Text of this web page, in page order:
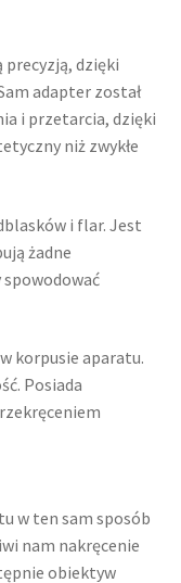
precyzją, dzięki
adapter został
i przetarcia, dzięki
niż zwykłe
i flar. Jest
żadne
korpusie aparatu.
Posiada
w ten sam sposób
nam nakręcenie
obiektyw